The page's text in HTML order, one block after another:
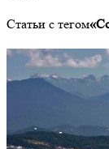
Статьи с тегом